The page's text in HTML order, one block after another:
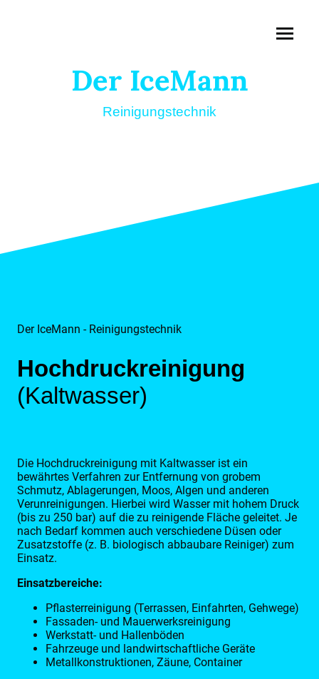
Der IceMann
Reinigungstechnik
Der IceMann - Reinigungstechnik
Hochdruckreinigung
(Kaltwasser)
Die Hochdruckreinigung mit Kaltwasser ist ein
bewährtes Verfahren zur Entfernung von grobem
Schmutz, Ablagerungen, Moos, Algen und anderen
Verunreinigungen. Hierbei wird Wasser mit hohem Druck
(bis zu 250 bar) auf die zu reinigende Fläche geleitet. Je
nach Bedarf kommen auch verschiedene Düsen oder
Zusatzstoffe (z. B. biologisch abbaubare Reiniger) zum
Einsatz.
Einsatzbereiche:
Pflasterreinigung (Terrassen, Einfahrten, Gehwege)
Fassaden- und Mauerwerksreinigung
Werkstatt- und Hallenböden
Fahrzeuge und landwirtschaftliche Geräte
Metallkonstruktionen, Zäune, Container